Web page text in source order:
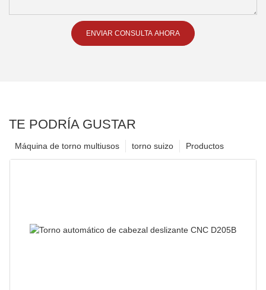
ENVIAR CONSULTA AHORA
TE PODRÍA GUSTAR
Productos
torno suizo
Máquina de torno multiusos